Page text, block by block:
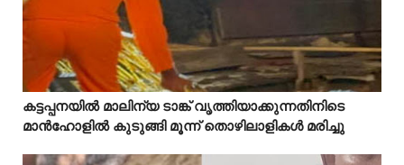
  
കട്ടപ്പനയിൽ മാലിന്യ ടാങ്ക് വൃത്തിയാക്കുന്നതിനിടെ
മാൻഹോളിൽ കുടുങ്ങി മൂന്ന് തൊഴിലാളികൾ മരിച്ചു
Mostreaded